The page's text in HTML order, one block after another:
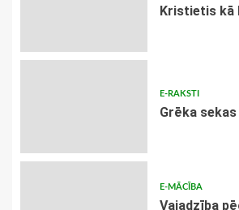
Kristietis kā
E-RAKSTI
Grēka sekas
E-MĀCĪBA
Vajadzība